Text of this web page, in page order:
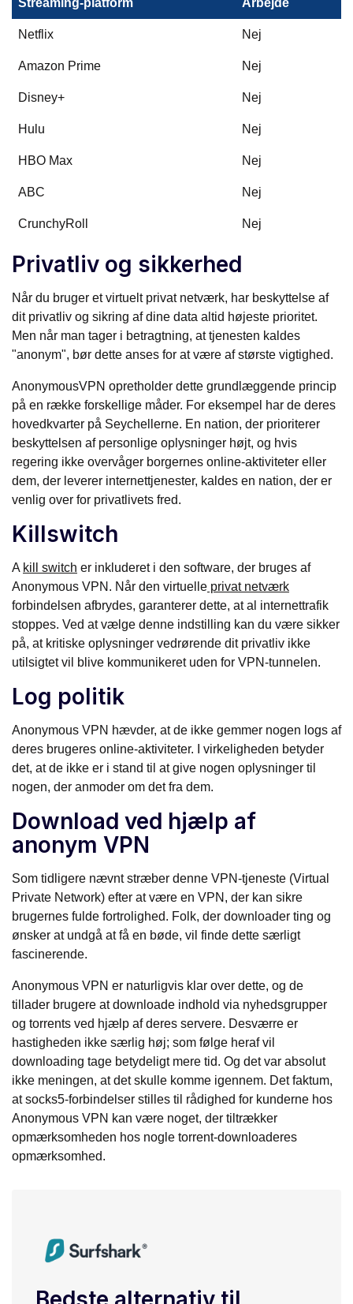
Streaming-platform Arbejde
Netflix Nej
Amazon Prime Nej
Disney+ Nej
Hulu Nej
HBO Max Nej
ABC Nej
CrunchyRoll Nej
Privatliv og sikkerhed
Når du bruger et virtuelt privat netværk, har beskyttelse af
dit privatliv og sikring af dine data altid højeste prioritet.
Men når man tager i betragtning, at tjenesten kaldes
"anonym", bør dette anses for at være af største vigtighed.
AnonymousVPN opretholder dette grundlæggende princip
på en række forskellige måder. For eksempel har de deres
hovedkvarter på Seychellerne. En nation, der prioriterer
beskyttelsen af personlige oplysninger højt, og hvis
regering ikke overvåger borgernes online-aktiviteter eller
dem, der leverer internettjenester, kaldes en nation, der er
venlig over for privatlivets fred.
Killswitch
A kill switch er inkluderet i den software, der bruges af
Anonymous VPN. Når den virtuelle privat netværk
forbindelsen afbrydes, garanterer dette, at al internettrafik
stoppes. Ved at vælge denne indstilling kan du være sikker
på, at kritiske oplysninger vedrørende dit privatliv ikke
utilsigtet vil blive kommunikeret uden for VPN-tunnelen.
Log politik
Anonymous VPN hævder, at de ikke gemmer nogen logs af
deres brugeres online-aktiviteter. I virkeligheden betyder
det, at de ikke er i stand til at give nogen oplysninger til
nogen, der anmoder om det fra dem.
Download ved hjælp af
anonym VPN
Som tidligere nævnt stræber denne VPN-tjeneste (Virtual
Private Network) efter at være en VPN, der kan sikre
brugernes fulde fortrolighed. Folk, der downloader ting og
ønsker at undgå at få en bøde, vil finde dette særligt
fascinerende.
Anonymous VPN er naturligvis klar over dette, og de
tillader brugere at downloade indhold via nyhedsgrupper
og torrents ved hjælp af deres servere. Desværre er
hastigheden ikke særlig høj; som følge heraf vil
downloading tage betydeligt mere tid. Og det var absolut
ikke meningen, at det skulle komme igennem. Det faktum,
at socks5-forbindelser stilles til rådighed for kunderne hos
Anonymous VPN kan være noget, der tiltrækker
opmærksomheden hos nogle torrent-downloaderes
opmærksomhed.